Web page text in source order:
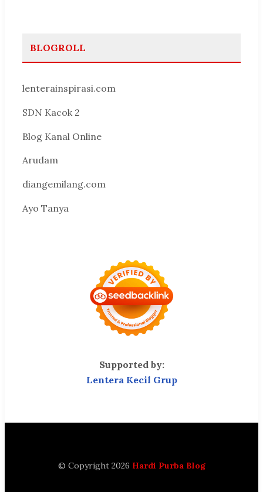
BLOGROLL
lenterainspirasi.com
SDN Kacok 2
Blog Kanal Online
Arudam
diangemilang.com
Ayo Tanya
Supported by:
Lentera Kecil Grup
© Copyright 2026 Hardi Purba Blog